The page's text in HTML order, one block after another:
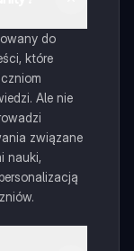
do
które
Ale nie
związane
nauki,